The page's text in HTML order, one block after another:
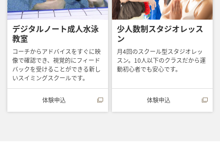
デジタルノート成人水泳
教室
コーチからアドバイスをすぐに映
像で確認でき、視覚的にフィード
バックを受けることができる新し
いスイミングスクールです。
体験申込
少人数制スタジオレッス
ン
月4回のスクール型スタジオレッ
スン。10人以下のクラスだから運
動初心者でも安心です。
体験申込